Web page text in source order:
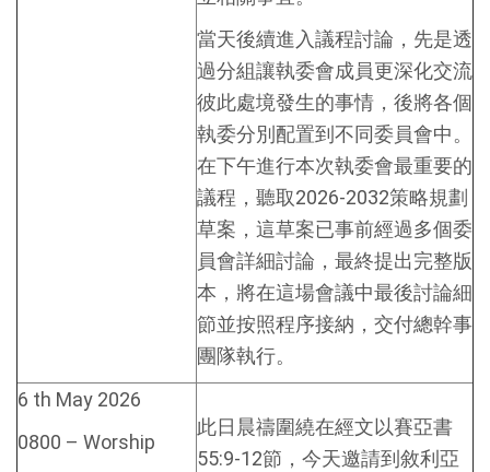
當天後續進入議程討論，先是透
過分組讓執委會成員更深化交流
彼此處境發生的事情，後將各個
執委分別配置到不同委員會中。
在下午進行本次執委會最重要的
議程，聽取2026-2032策略規劃
草案，這草案已事前經過多個委
員會詳細討論，最終提出完整版
本，將在這場會議中最後討論細
節並按照程序接納，交付總幹事
團隊執行。
6 th May 2026
0800 – Worship
此日晨禱圍繞在經文以賽亞書
55:9-12節，今天邀請到敘利亞